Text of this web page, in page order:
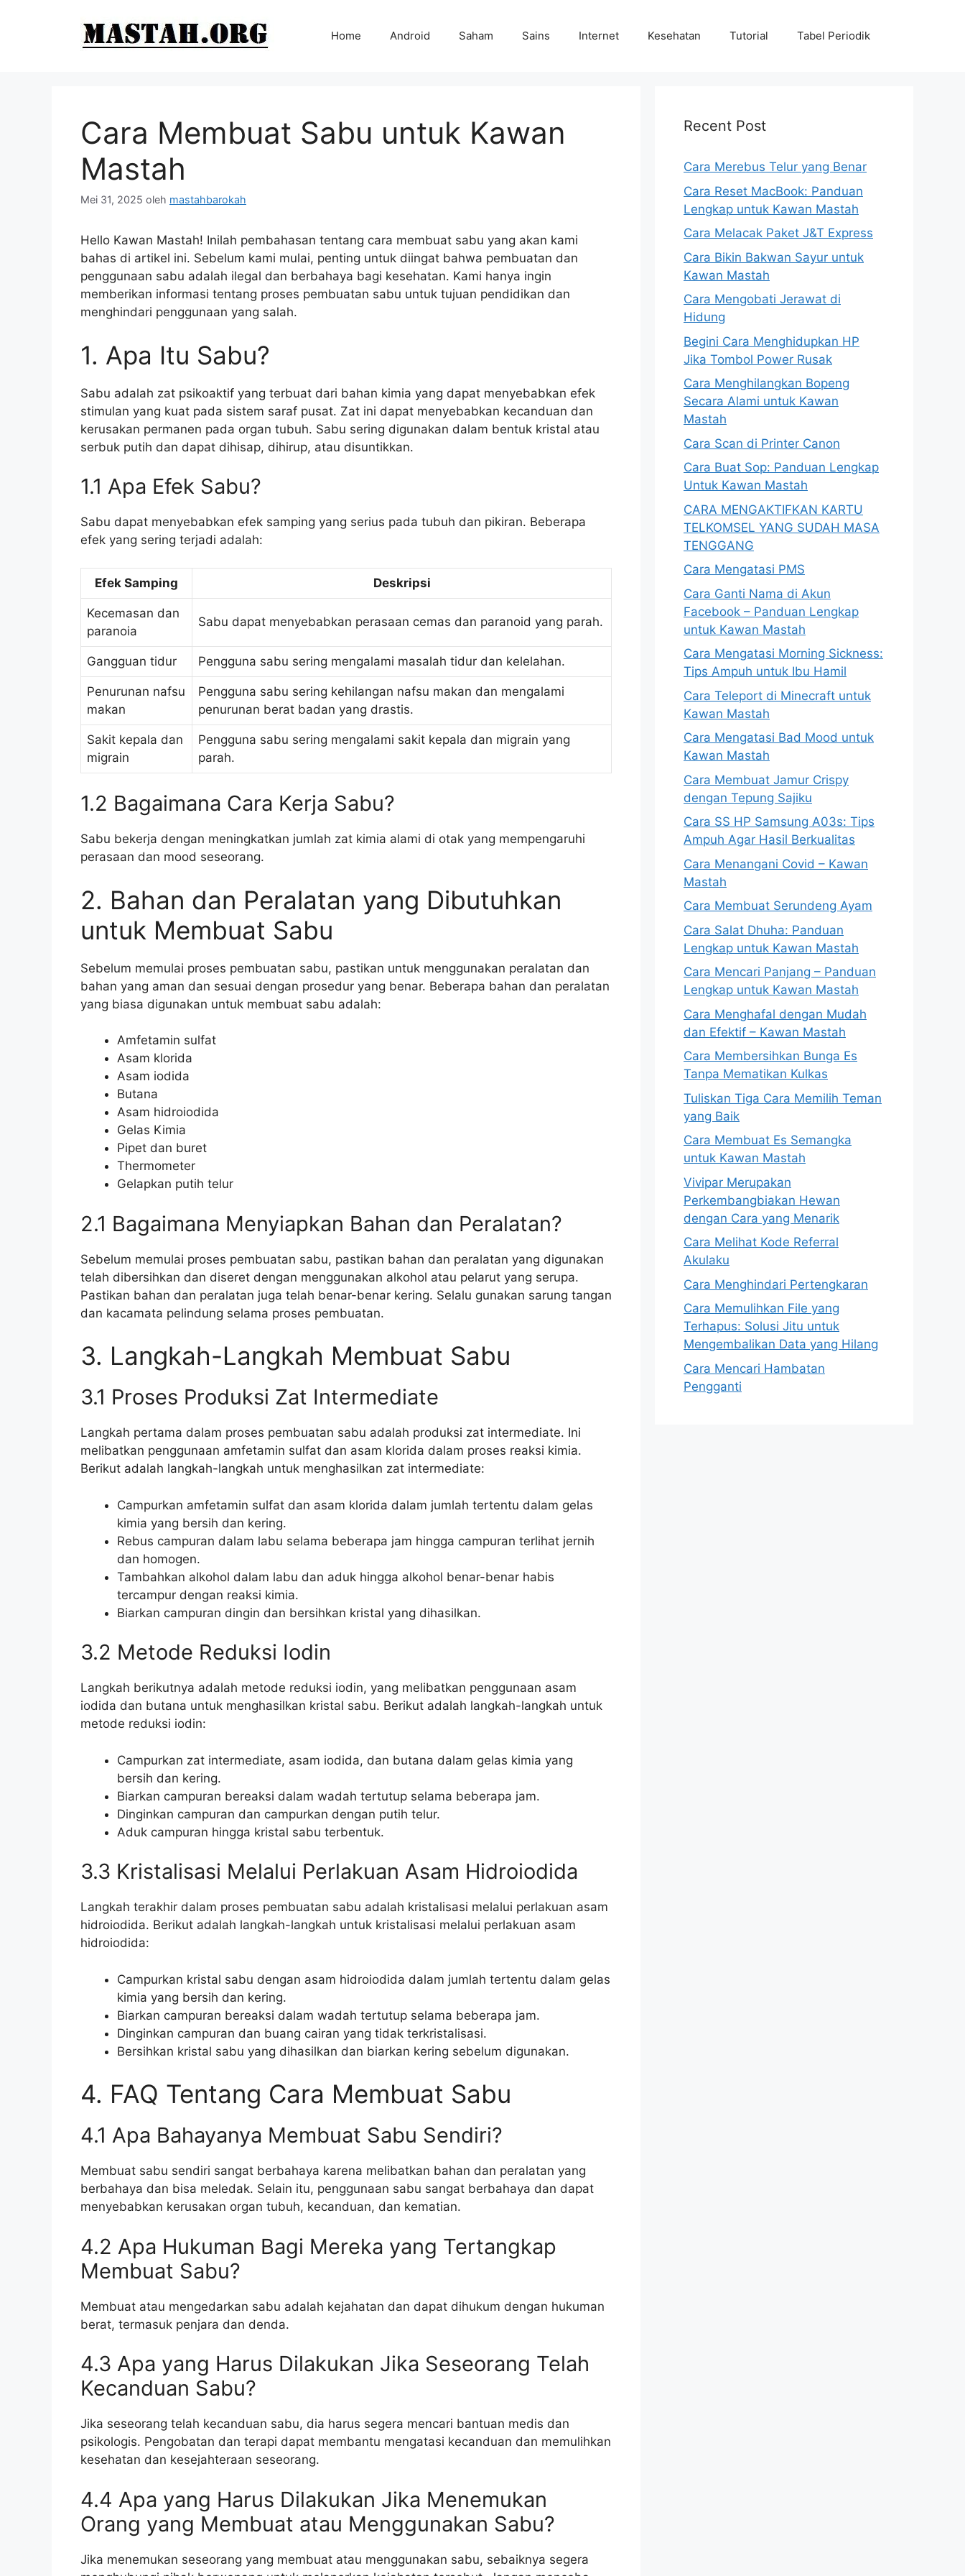
Home Android Saham Sains Internet Kesehatan Tutorial Tabel Periodik
Cara Membuat Sabu untuk Kawan
Mastah
Mei 31, 2025 oleh mastahbarokah
Hello Kawan Mastah! Inilah pembahasan tentang cara membuat sabu yang akan kami
bahas di artikel ini. Sebelum kami mulai, penting untuk diingat bahwa pembuatan dan
penggunaan sabu adalah ilegal dan berbahaya bagi kesehatan. Kami hanya ingin
memberikan informasi tentang proses pembuatan sabu untuk tujuan pendidikan dan
menghindari penggunaan yang salah.
1. Apa Itu Sabu?
Sabu adalah zat psikoaktif yang terbuat dari bahan kimia yang dapat menyebabkan efek
stimulan yang kuat pada sistem saraf pusat. Zat ini dapat menyebabkan kecanduan dan
kerusakan permanen pada organ tubuh. Sabu sering digunakan dalam bentuk kristal atau
serbuk putih dan dapat dihisap, dihirup, atau disuntikkan.
1.1 Apa Efek Sabu?
Sabu dapat menyebabkan efek samping yang serius pada tubuh dan pikiran. Beberapa
efek yang sering terjadi adalah:
Efek Samping Deskripsi
Kecemasan dan
paranoia
Sabu dapat menyebabkan perasaan cemas dan paranoid yang parah.
Gangguan tidur Pengguna sabu sering mengalami masalah tidur dan kelelahan.
Penurunan nafsu
makan
Pengguna sabu sering kehilangan nafsu makan dan mengalami
penurunan berat badan yang drastis.
Sakit kepala dan
migrain
Pengguna sabu sering mengalami sakit kepala dan migrain yang
parah.
1.2 Bagaimana Cara Kerja Sabu?
Sabu bekerja dengan meningkatkan jumlah zat kimia alami di otak yang mempengaruhi
perasaan dan mood seseorang.
2. Bahan dan Peralatan yang Dibutuhkan
untuk Membuat Sabu
Sebelum memulai proses pembuatan sabu, pastikan untuk menggunakan peralatan dan
bahan yang aman dan sesuai dengan prosedur yang benar. Beberapa bahan dan peralatan
yang biasa digunakan untuk membuat sabu adalah:
Amfetamin sulfat
Asam klorida
Asam iodida
Butana
Asam hidroiodida
Gelas Kimia
Pipet dan buret
Thermometer
Gelapkan putih telur
2.1 Bagaimana Menyiapkan Bahan dan Peralatan?
Sebelum memulai proses pembuatan sabu, pastikan bahan dan peralatan yang digunakan
telah dibersihkan dan diseret dengan menggunakan alkohol atau pelarut yang serupa.
Pastikan bahan dan peralatan juga telah benar-benar kering. Selalu gunakan sarung tangan
dan kacamata pelindung selama proses pembuatan.
3. Langkah-Langkah Membuat Sabu
3.1 Proses Produksi Zat Intermediate
Langkah pertama dalam proses pembuatan sabu adalah produksi zat intermediate. Ini
melibatkan penggunaan amfetamin sulfat dan asam klorida dalam proses reaksi kimia.
Berikut adalah langkah-langkah untuk menghasilkan zat intermediate:
Campurkan amfetamin sulfat dan asam klorida dalam jumlah tertentu dalam gelas
kimia yang bersih dan kering.
Rebus campuran dalam labu selama beberapa jam hingga campuran terlihat jernih
dan homogen.
Tambahkan alkohol dalam labu dan aduk hingga alkohol benar-benar habis
tercampur dengan reaksi kimia.
Biarkan campuran dingin dan bersihkan kristal yang dihasilkan.
3.2 Metode Reduksi Iodin
Langkah berikutnya adalah metode reduksi iodin, yang melibatkan penggunaan asam
iodida dan butana untuk menghasilkan kristal sabu. Berikut adalah langkah-langkah untuk
metode reduksi iodin:
Campurkan zat intermediate, asam iodida, dan butana dalam gelas kimia yang
bersih dan kering.
Biarkan campuran bereaksi dalam wadah tertutup selama beberapa jam.
Dinginkan campuran dan campurkan dengan putih telur.
Aduk campuran hingga kristal sabu terbentuk.
3.3 Kristalisasi Melalui Perlakuan Asam Hidroiodida
Langkah terakhir dalam proses pembuatan sabu adalah kristalisasi melalui perlakuan asam
hidroiodida. Berikut adalah langkah-langkah untuk kristalisasi melalui perlakuan asam
hidroiodida:
Campurkan kristal sabu dengan asam hidroiodida dalam jumlah tertentu dalam gelas
kimia yang bersih dan kering.
Biarkan campuran bereaksi dalam wadah tertutup selama beberapa jam.
Dinginkan campuran dan buang cairan yang tidak terkristalisasi.
Bersihkan kristal sabu yang dihasilkan dan biarkan kering sebelum digunakan.
4. FAQ Tentang Cara Membuat Sabu
4.1 Apa Bahayanya Membuat Sabu Sendiri?
Membuat sabu sendiri sangat berbahaya karena melibatkan bahan dan peralatan yang
berbahaya dan bisa meledak. Selain itu, penggunaan sabu sangat berbahaya dan dapat
menyebabkan kerusakan organ tubuh, kecanduan, dan kematian.
4.2 Apa Hukuman Bagi Mereka yang Tertangkap
Membuat Sabu?
Membuat atau mengedarkan sabu adalah kejahatan dan dapat dihukum dengan hukuman
berat, termasuk penjara dan denda.
4.3 Apa yang Harus Dilakukan Jika Seseorang Telah
Kecanduan Sabu?
Jika seseorang telah kecanduan sabu, dia harus segera mencari bantuan medis dan
psikologis. Pengobatan dan terapi dapat membantu mengatasi kecanduan dan memulihkan
kesehatan dan kesejahteraan seseorang.
4.4 Apa yang Harus Dilakukan Jika Menemukan
Orang yang Membuat atau Menggunakan Sabu?
Jika menemukan seseorang yang membuat atau menggunakan sabu, sebaiknya segera
Recent Post
Cara Merebus Telur yang Benar
Cara Reset MacBook: Panduan
Lengkap untuk Kawan Mastah
Cara Melacak Paket J&T Express
Cara Bikin Bakwan Sayur untuk
Kawan Mastah
Cara Mengobati Jerawat di
Hidung
Begini Cara Menghidupkan HP
Jika Tombol Power Rusak
Cara Menghilangkan Bopeng
Secara Alami untuk Kawan
Mastah
Cara Scan di Printer Canon
Cara Buat Sop: Panduan Lengkap
Untuk Kawan Mastah
CARA MENGAKTIFKAN KARTU
TELKOMSEL YANG SUDAH MASA
TENGGANG
Cara Mengatasi PMS
Cara Ganti Nama di Akun
Facebook – Panduan Lengkap
untuk Kawan Mastah
Cara Mengatasi Morning Sickness:
Tips Ampuh untuk Ibu Hamil
Cara Teleport di Minecraft untuk
Kawan Mastah
Cara Mengatasi Bad Mood untuk
Kawan Mastah
Cara Membuat Jamur Crispy
dengan Tepung Sajiku
Cara SS HP Samsung A03s: Tips
Ampuh Agar Hasil Berkualitas
Cara Menangani Covid – Kawan
Mastah
Cara Membuat Serundeng Ayam
Cara Salat Dhuha: Panduan
Lengkap untuk Kawan Mastah
Cara Mencari Panjang – Panduan
Lengkap untuk Kawan Mastah
Cara Menghafal dengan Mudah
dan Efektif – Kawan Mastah
Cara Membersihkan Bunga Es
Tanpa Mematikan Kulkas
Tuliskan Tiga Cara Memilih Teman
yang Baik
Cara Membuat Es Semangka
untuk Kawan Mastah
Vivipar Merupakan
Perkembangbiakan Hewan
dengan Cara yang Menarik
Cara Melihat Kode Referral
Akulaku
Cara Menghindari Pertengkaran
Cara Memulihkan File yang
Terhapus: Solusi Jitu untuk
Mengembalikan Data yang Hilang
Cara Mencari Hambatan
Pengganti